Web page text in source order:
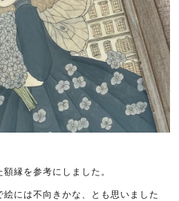
縁を参考にしました。
には不向きかな、とも思いました